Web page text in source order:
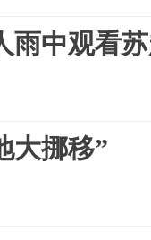
雨中观看
大挪移”